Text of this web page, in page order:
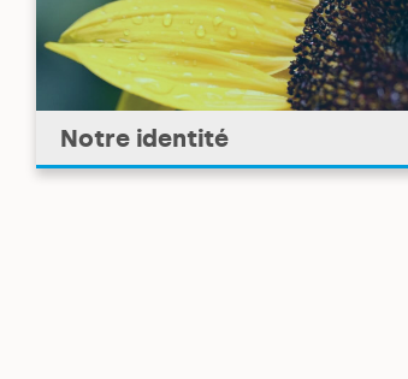
Notre identité